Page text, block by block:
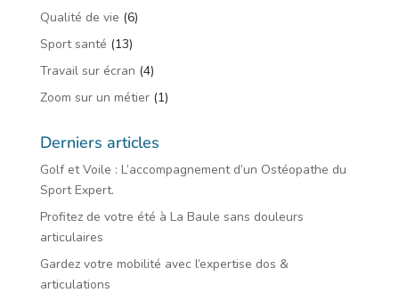
Qualité de vie (6)
Sport santé (13)
Travail sur écran (4)
Zoom sur un métier(1)
Derniers articles
Golf et Voile : L’accompagnement d’un Ostéopathe du
Sport Expert.
Profitez de votre été à La Baule sans douleurs
articulaires
Gardez votre mobilité avec l’expertise dos &
articulations